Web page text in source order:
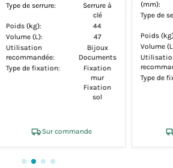
Serrure à
44
47
Bijoux
Documents
Fixation
Type de serrure:
Serrure
Poids (kg):
18
Volume (L):
53
Utilisation
recommandée:
Ordinateur
portable
Type de fixation:
Fixation mur